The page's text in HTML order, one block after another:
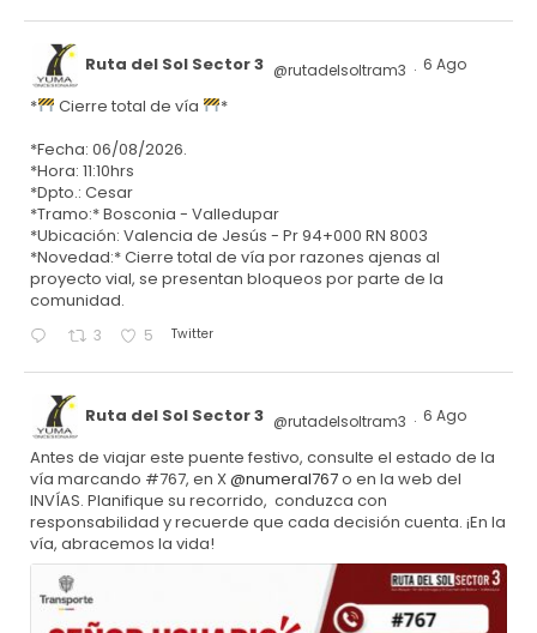
Ruta del Sol Sector 3 @rutadelsoltram3 · 6 Ago
* Cierre total de vía
*
*Fecha: 06/08/2026.
*Hora: 11:10hrs
*Dpto.: Cesar
*Tramo:* Bosconia - Valledupar
*Ubicación: Valencia de Jesús - Pr 94+000 RN 8003
*Novedad:* Cierre total de vía por razones ajenas al
proyecto vial, se presentan bloqueos por parte de la
comunidad.
3 5 Twitter
Ruta del Sol Sector 3 @rutadelsoltram3 · 6 Ago
Antes de viajar este puente festivo, consulte el estado de la
vía marcando #767, en X@numeral767o en la web del
INVÍAS. Planifique su recorrido, conduzca con
responsabilidad y recuerde que cada decisión cuenta. ¡En la
vía, abracemos la vida!